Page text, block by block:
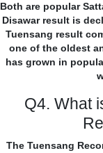
Both are popular
Disawar result is
Tuensang result
one of the oldest
has grown in
Q4. What
The Tuensang